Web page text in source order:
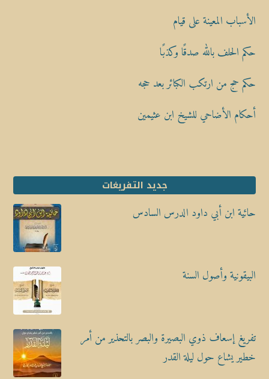
الأسباب المعينة على قيام
حكم الحلف بالله صدقًا وكذبًا
حكم حج من ارتكب الكبائر بعد حجه
أحكام الأضاحي للشيخ ابن عثيمين
جديد التفريغات
حائية ابن أبي داود الدرس السادس
البيقونية وأصول السنة
تفريغ إسعاف ذوي البصيرة والبصر بالتحذير من أمر
خطير يشاع حول ليلة القدر